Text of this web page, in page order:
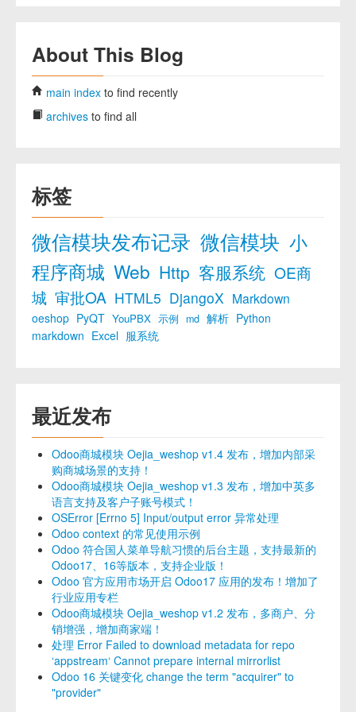
About This Blog
main index to find recently
archives to find all
标签
微信模块发布记录 微信模块 小
程序商城 Web Http 客服系统 OE商
城 审批OA HTML5 DjangoX Markdown
oeshop PyQT YouPBX 示例 md 解析 Python
markdown Excel 服系统
最近发布
Odoo商城模块 Oejia_weshop v1.4 发布，增加内部采
购商城场景的支持！
Odoo商城模块 Oejia_weshop v1.3 发布，增加中英多
语言支持及客户子账号模式！
OSError [Errno 5] Input/output error 异常处理
Odoo context 的常见使用示例
Odoo 符合国人菜单导航习惯的后台主题，支持最新的
Odoo17、16等版本，支持企业版！
Odoo 官方应用市场开启 Odoo17 应用的发布！增加了
行业应用专栏
Odoo商城模块 Oejia_weshop v1.2 发布，多商户、分
销增强，增加商家端！
处理 Error Failed to download metadata for repo
‘appstream‘ Cannot prepare internal mirrorlist
Odoo 16 关键变化 change the term "acquirer" to
"provider"